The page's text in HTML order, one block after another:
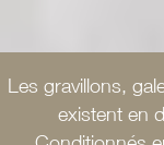
Les gravillons,
existent en